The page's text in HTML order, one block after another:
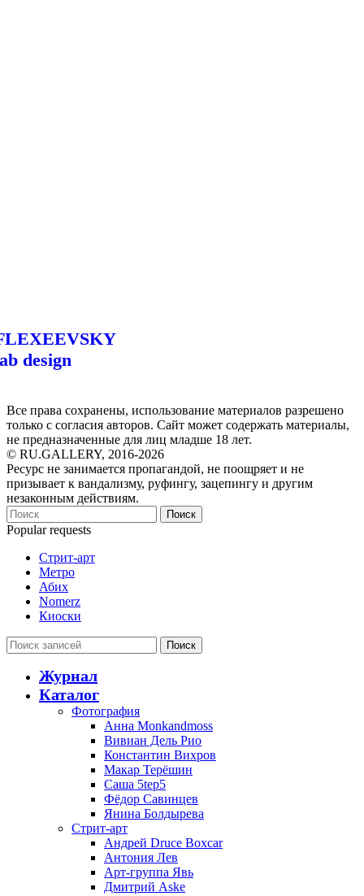
design
Все права сохранены, использование материалов разрешено
только с согласия авторов. Сайт может содержать материалы,
не предназначенные для лиц младше 18 лет.
© RU.GALLERY, 2016-2026
Ресурс не занимается пропагандой, не поощряет и не
призывает к вандализму, руфингу, зацепингу и другим
незаконным действиям.
Поиск
Popular requests
Стрит-арт
Метро
Абих
Nomerz
Киоски
Поиск
Журнал
Каталог
Фотография
Анна Monkandmoss
Вивиан Дель Рио
Константин Вихров
Макар Терёшин
Саша 5tep5
Фёдор Савинцев
Янина Болдырева
Стрит-арт
Андрей Druce Boxcar
Антония Лев
Арт-группа Явь
Дмитрий Aske